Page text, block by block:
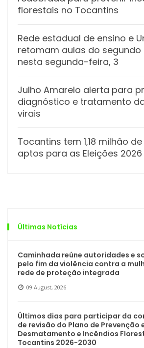
florestais no Tocantins
Rede estadual de ensino e
retomam aulas do segundo
nesta segunda-feira, 3
Julho Amarelo alerta para
diagnóstico e tratamento
virais
Tocantins tem 1,18 milhão
aptos para as Eleições 2026
Últimas Notícias
Caminhada reúne autoridades e
pelo fim da violência contra a
rede de proteção integrada
09 August, 2026
Últimos dias para participar da
de revisão do Plano de Prevenção
Desmatamento e Incêndios
Tocantins 2026-2030